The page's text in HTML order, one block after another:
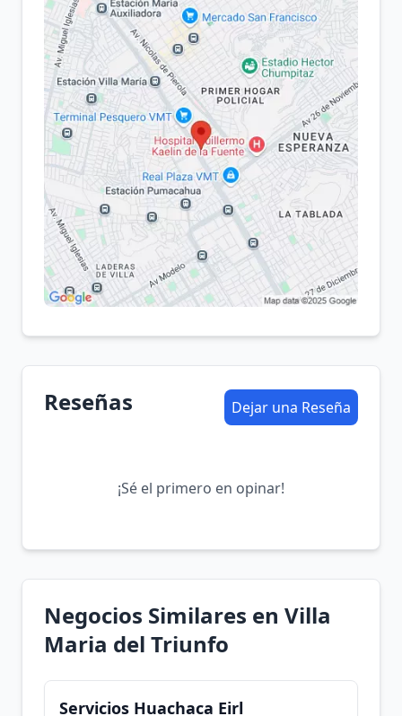
Reseñas Dejar una Reseña
¡Sé el primero en opinar!
Negocios Similares en Villa
Maria del Triunfo
Servicios Huachaca Eirl